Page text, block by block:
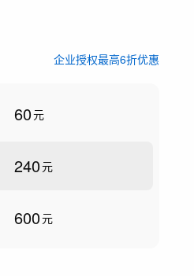
企业授权最高6折优惠
60元
240元
600元